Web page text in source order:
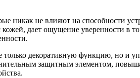
никак не влияют на способности
дает ощущение уверенности в
декоративную функцию, но и
защитным элементом,